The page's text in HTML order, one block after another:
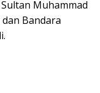
Muhammad
⁠Bandara